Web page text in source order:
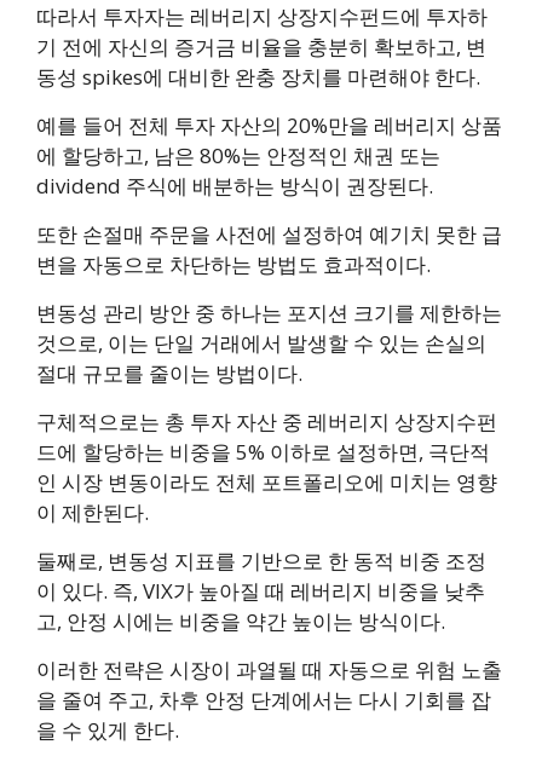
따라서 투자자는 레버리지 상장지수펀드에 투자하
기 전에 자신의 증거금 비율을 충분히 확보하고, 변
동성 spikes에 대비한 완충 장치를 마련해야 한다.
예를 들어 전체 투자 자산의 20%만을 레버리지 상품
에 할당하고, 남은 80%는 안정적인 채권 또는
dividend 주식에 배분하는 방식이 권장된다.
또한 손절매 주문을 사전에 설정하여 예기치 못한 급
변을 자동으로 차단하는 방법도 효과적이다.
변동성 관리 방안 중 하나는 포지션 크기를 제한하는
것으로, 이는 단일 거래에서 발생할 수 있는 손실의
절대 규모를 줄이는 방법이다.
구체적으로는 총 투자 자산 중 레버리지 상장지수펀
드에 할당하는 비중을 5% 이하로 설정하면, 극단적
인 시장 변동이라도 전체 포트폴리오에 미치는 영향
이 제한된다.
둘째로, 변동성 지표를 기반으로 한 동적 비중 조정
이 있다. 즉, VIX가 높아질 때 레버리지 비중을 낮추
고, 안정 시에는 비중을 약간 높이는 방식이다.
이러한 전략은 시장이 과열될 때 자동으로 위험 노출
을 줄여 주고, 차후 안정 단계에서는 다시 기회를 잡
을 수 있게 한다.